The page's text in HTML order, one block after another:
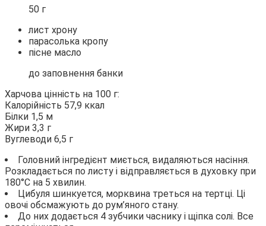
50 г
лист хрону
парасолька кропу
пісне масло
до заповнення банки
Харчова цінність на 100 г:
Калорійність 57,9 ккал
Білки 1,5 м
Жири 3,3 г
Вуглеводи 6,5 г
Головний інгредієнт миється, видаляються насіння.
Розкладається по листу і відправляється в духовку при
180°С на 5 хвилин.
Цибуля шинкуется, морквина треться на тертці. Ці
овочі обсмажують до рум’яного стану.
До них додається 4 зубчики часнику і щіпка солі. Все